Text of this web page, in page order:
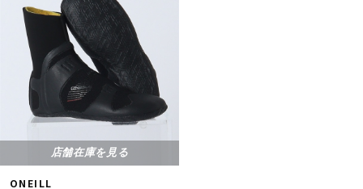
ムラサキスポーツ 公式アプリ
ポイント・クーポンもこのアプリで！
店舗在庫を見る
ONEILL